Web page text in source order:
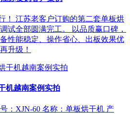
！ 江苏老客户订购的第二套单板烘
试全部圆满完工。 以品质赢口碑，
性能稳定、操作省心、出板效果优
升级！
机越南案例实拍
：XJN-60 名称：单板烘干机 产